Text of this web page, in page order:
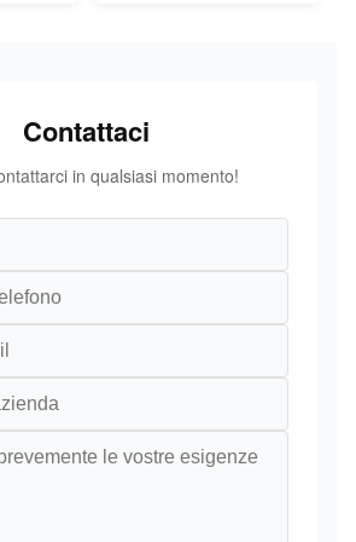
Contattaci
in qualsiasi momento!